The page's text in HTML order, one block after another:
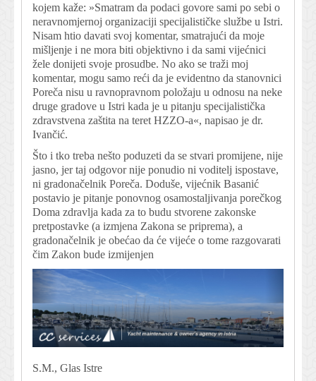
kojem kaže: »Smatram da podaci govore sami po sebi o
neravnomjernoj organizaciji specijalističke službe u Istri.
Nisam htio davati svoj komentar, smatrajući da moje
mišljenje i ne mora biti objektivno i da sami vijećnici
žele donijeti svoje prosudbe. No ako se traži moj
komentar, mogu samo reći da je evidentno da stanovnici
Poreča nisu u ravnopravnom položaju u odnosu na neke
druge gradove u Istri kada je u pitanju specijalistička
zdravstvena zaštita na teret HZZO-a«, napisao je dr.
Ivančić.
Što i tko treba nešto poduzeti da se stvari promijene, nije
jasno, jer taj odgovor nije ponudio ni voditelj ispostave,
ni gradonačelnik Poreča. Doduše, vijećnik Basanić
postavio je pitanje ponovnog osamostaljivanja porečkog
Doma zdravlja kada za to budu stvorene zakonske
pretpostavke (a izmjena Zakona se priprema), a
gradonačelnik je obećao da će vijeće o tome razgovarati
čim Zakon bude izmijenjen
S.M., Glas Istre